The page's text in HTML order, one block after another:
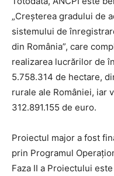
„Creșterea gradului de
sistemului de
din România”, care
realizarea lucrărilor de
5.758.314 de hectare,
rurale ale României, iar
312.891.155 de euro.
Proiectul major a fost
prin Programul
Faza II a Proiectului